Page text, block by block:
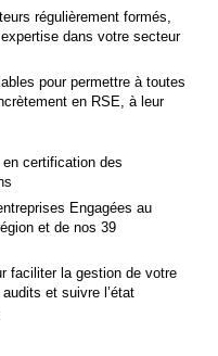
régulièrement formés,
dans votre secteur
pour permettre à toutes
en RSE, à leur
en certification des
Engagées au
et de nos 39
faciliter la gestion de votre
et suivre l’état